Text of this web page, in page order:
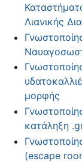
Λιανικής
μορφής
κατάληξη
(escape